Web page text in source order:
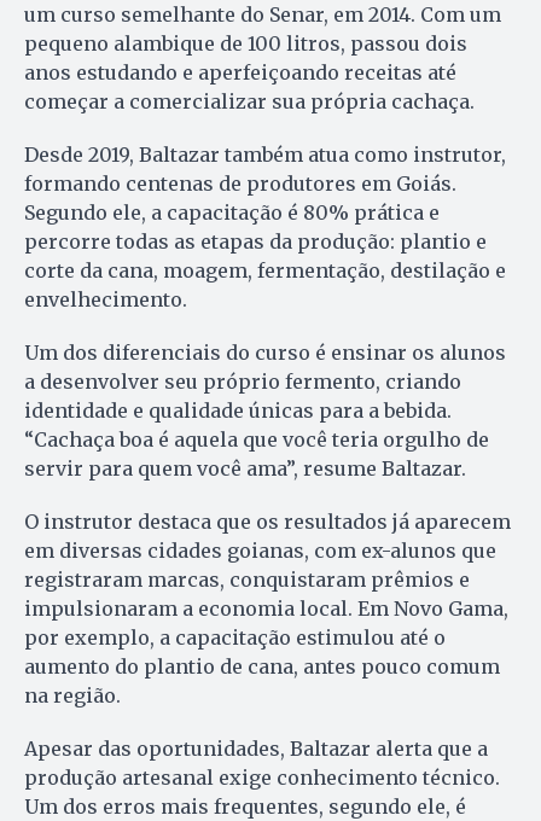
um curso semelhante do Senar, em 2014. Com um
pequeno alambique de 100 litros, passou dois
anos estudando e aperfeiçoando receitas até
começar a comercializar sua própria cachaça.
Desde 2019, Baltazar também atua como instrutor,
formando centenas de produtores em Goiás.
Segundo ele, a capacitação é 80% prática e
percorre todas as etapas da produção: plantio e
corte da cana, moagem, fermentação, destilação e
envelhecimento.
Um dos diferenciais do curso é ensinar os alunos
a desenvolver seu próprio fermento, criando
identidade e qualidade únicas para a bebida.
“Cachaça boa é aquela que você teria orgulho de
servir para quem você ama”, resume Baltazar.
O instrutor destaca que os resultados já aparecem
em diversas cidades goianas, com ex-alunos que
registraram marcas, conquistaram prêmios e
impulsionaram a economia local. Em Novo Gama,
por exemplo, a capacitação estimulou até o
aumento do plantio de cana, antes pouco comum
na região.
Apesar das oportunidades, Baltazar alerta que a
produção artesanal exige conhecimento técnico.
Um dos erros mais frequentes, segundo ele, é